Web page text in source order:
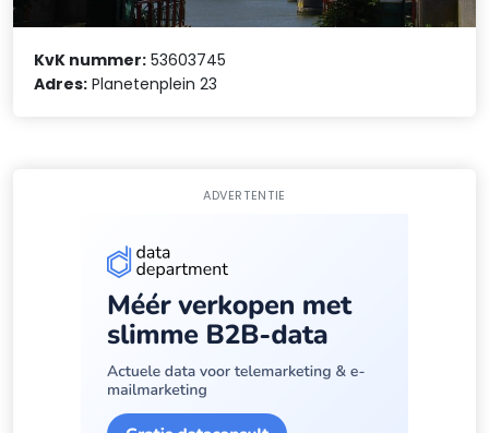
KvK nummer: 53603745
Adres: Planetenplein 23
ADVERTENTIE